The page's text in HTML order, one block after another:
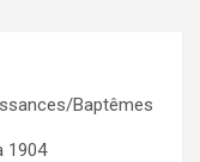
Baptêmes
1904